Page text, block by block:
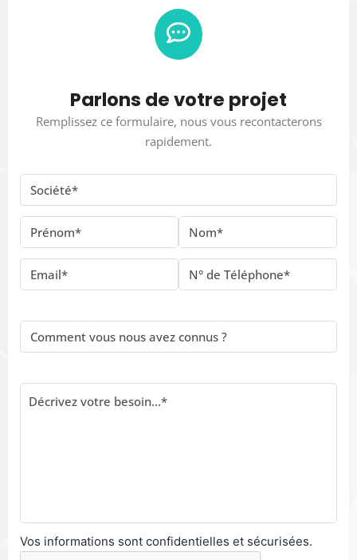
Parlons de votre projet
Remplissez ce formulaire, nous vous recontacterons
rapidement.
Vos informations sont confidentielles et sécurisées.